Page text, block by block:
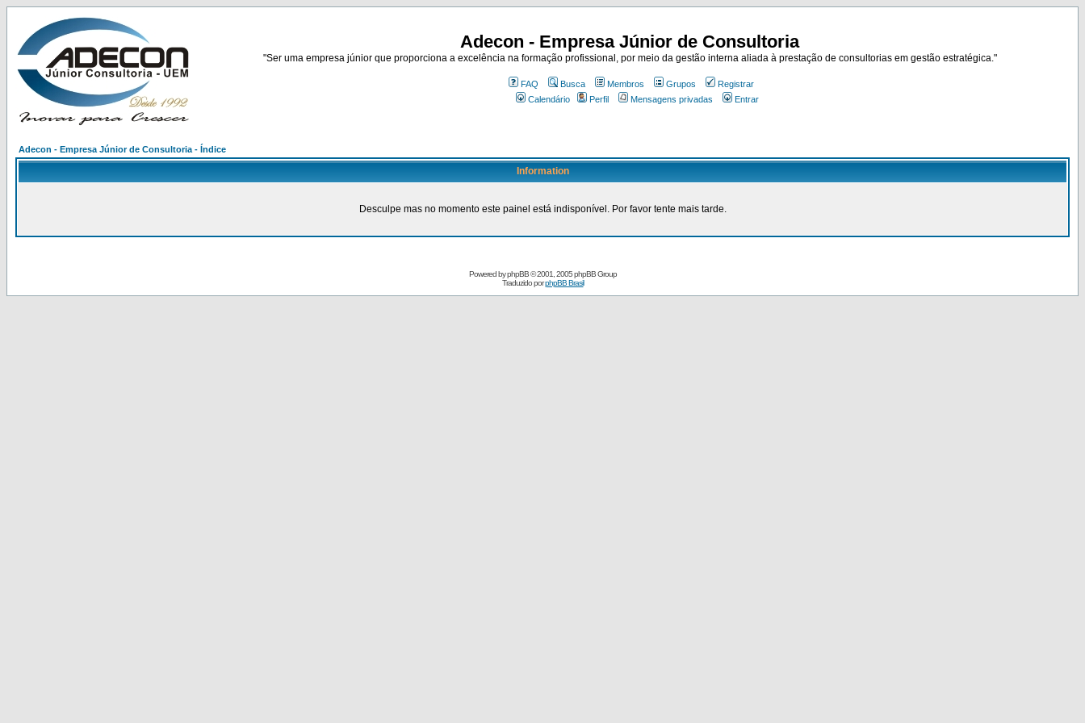
Adecon - Empresa Júnior de Consultoria
"Ser uma empresa júnior que proporciona a excelência na formação profissional, por meio da gestão interna aliada à prestação de consultorias em gestão estratégica."
FAQ Busca Membros Grupos
Registrar
Calendário
Perfil Mensagens privadas Entrar
Adecon - Empresa Júnior de Consultoria - Índice
Information
Desculpe mas no momento este painel está indisponível. Por favor tente mais tarde.
Powered byphpBB© 2001, 2005 phpBB Group
Traduzido porphpBB Brasil